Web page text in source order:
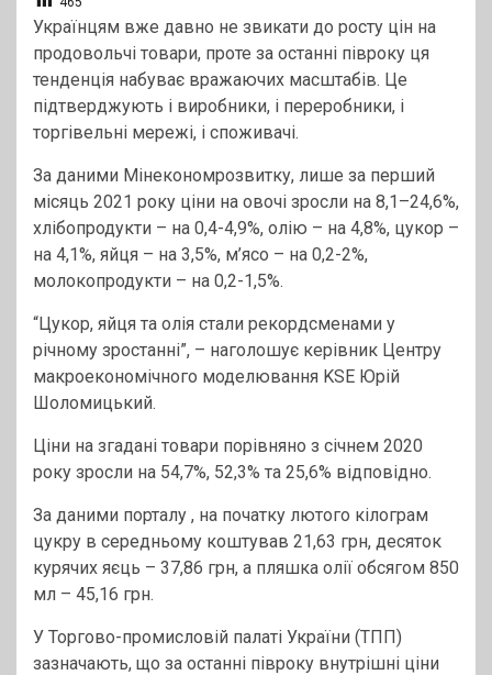
Українцям вже давно не звикати до росту цін на
продовольчі товари, проте за останні півроку ця
тенденція набуває вражаючих масштабів. Це
підтверджують і виробники, і переробники, і
торгівельні мережі, і споживачі.
За даними Мінекономрозвитку, лише за перший
місяць 2021 року ціни на овочі зросли на 8,1–24,6%,
хлібопродукти – на 0,4-4,9%, олію – на 4,8%, цукор –
на 4,1%, яйця – на 3,5%, м’ясо – на 0,2-2%,
молокопродукти – на 0,2-1,5%.
“Цукор, яйця та олія стали рекордсменами у
річному зростанні”, – наголошує керівник Центру
макроекономічного моделювання KSE Юрій
Шоломицький.
Ціни на згадані товари порівняно з січнем 2020
року зросли на 54,7%, 52,3% та 25,6% відповідно.
За даними порталу , на початку лютого кілограм
цукру в середньому коштував 21,63 грн, десяток
курячих яєць – 37,86 грн, а пляшка олії обсягом 850
мл – 45,16 грн.
У Торгово-промисловій палаті України (ТПП)
зазначають, що за останні півроку внутрішні ціни